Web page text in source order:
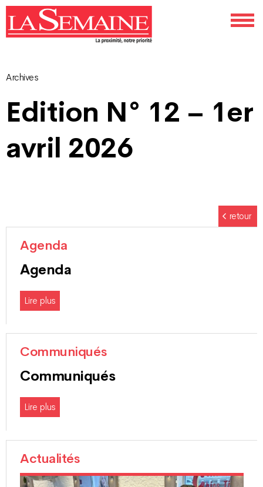
Archives
Edition N° 12 – 1er
avril 2026
retour
Agenda
Agenda
Lire plus
Communiqués
Communiqués
Lire plus
Actualités
Navigation
des
articles